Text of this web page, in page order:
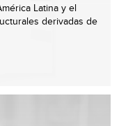
Latina y el
derivadas de